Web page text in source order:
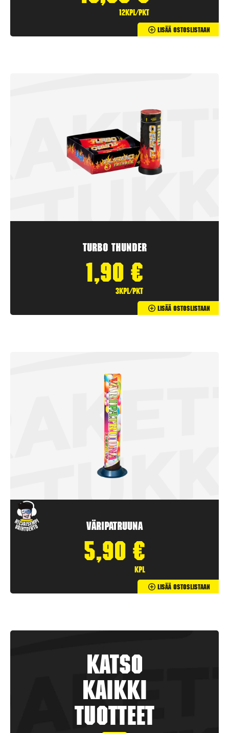
12kpl/pkt
Lisää Ostoslistaan
Turbo Thunder
1,90 €
3kpl/pkt
Lisää Ostoslistaan
Väripatruuna
5,90 €
kpl
Lisää Ostoslistaan
Katso
kaikki
tuotteet